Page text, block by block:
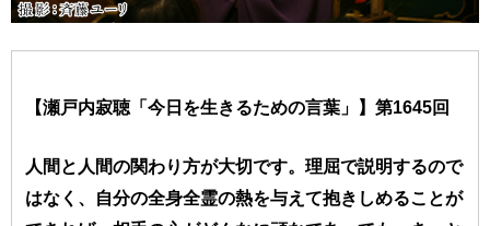
【瀬戸内寂聴「今日を生きるための言葉」】第1645回
人間と人間の関わり方が大切です。理屈で説明するので
はなく、自分の全身全霊の熱を与えて抱きしめることが